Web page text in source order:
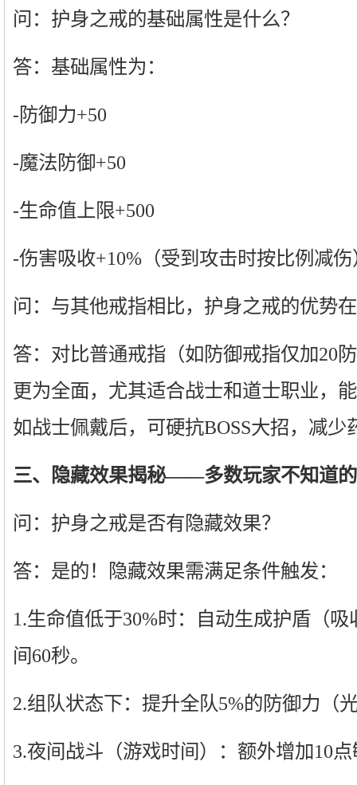
问：护身之戒的基础属性是什么？
答：基础属性为：
-防御力+50
-魔法防御+50
-生命值上限+500
-伤害吸收+10%（受到攻击时按比例减伤
问：与其他戒指相比，护身之戒的优势
答：对比普通戒指（如防御戒指仅加20
更为全面，尤其适合战士和道士职业，
如战士佩戴后，可硬抗BOSS大招，减少
三、隐藏效果揭秘——多数玩家不知道
问：护身之戒是否有隐藏效果？
答：是的！隐藏效果需满足条件触发：
1.生命值低于30%时：自动生成护盾（
间60秒。
2.组队状态下：提升全队5%的防御力（
3.夜间战斗（游戏时间）：额外增加10